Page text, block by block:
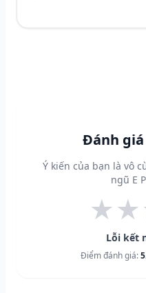
Đánh
Ý kiến của bạn là vô
ngũ E
★★
Lỗi kết
Điểm đánh giá: